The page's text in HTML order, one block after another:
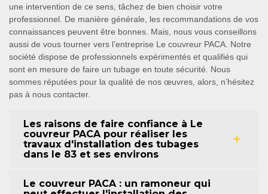
une intervention de ce sens, tâchez de bien choisir votre
professionnel. De manière générale, les recommandations de vos
connaissances peuvent être bonnes. Mais, nous vous conseillons
aussi de vous tourner vers l’entreprise Le couvreur PACA. Notre
société dispose de professionnels expérimentés et qualifiés qui
sont en mesure de faire un tubage en toute sécurité. Nous
sommes réputées pour la qualité de nos œuvres, alors, n’hésitez
pas à nous contacter.
Les raisons de faire confiance à Le
couvreur PACA pour réaliser les
travaux d'installation des tubages
dans le 83 et ses environs
Le couvreur PACA : un ramoneur qui